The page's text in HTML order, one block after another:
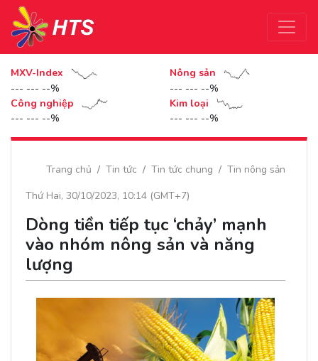
MXV-Index
--- --- --%
Nông sản
--- --- --%
Công nghiệp
--- --- --%
Kim loại
--- --- --%
Trang chủ Tin tức Tin tức chung
Tin nông sản
Thứ Hai, 30/10/2023, 10:14 (GMT+7)
Dòng tiền tiếp tục ‘chảy’ mạnh
vào nhóm nông sản và năng
lượng